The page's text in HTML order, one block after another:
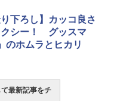
下ろし】カッコ良さ
クシー！ グッスマ
のホムラとヒカリ
最新記事をチ